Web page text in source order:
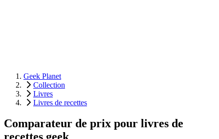
Geek Planet
Collection
Livres
Livres de recettes
Comparateur de prix pour livres de